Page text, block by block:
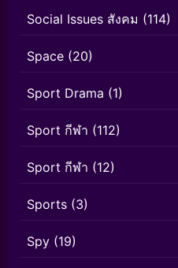
Social Issues สังคม (114)
Space (20)
Sport Drama (1)
Sport กีฬา (112)
Sport กีฬา (12)
Sports (3)
Spy (19)